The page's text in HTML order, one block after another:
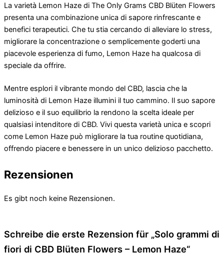
La varietà Lemon Haze di The Only Grams CBD Blüten Flowers
presenta una combinazione unica di sapore rinfrescante e
benefici terapeutici. Che tu stia cercando di alleviare lo stress,
migliorare la concentrazione o semplicemente goderti una
piacevole esperienza di fumo, Lemon Haze ha qualcosa di
speciale da offrire.
Mentre esplori il vibrante mondo del CBD, lascia che la
luminosità di Lemon Haze illumini il tuo cammino. Il suo sapore
delizioso e il suo equilibrio la rendono la scelta ideale per
qualsiasi intenditore di CBD. Vivi questa varietà unica e scopri
come Lemon Haze può migliorare la tua routine quotidiana,
offrendo piacere e benessere in un unico delizioso pacchetto.
Rezensionen
Es gibt noch keine Rezensionen.
Schreibe die erste Rezension für „Solo grammi di
fiori di CBD Blüten Flowers – Lemon Haze“